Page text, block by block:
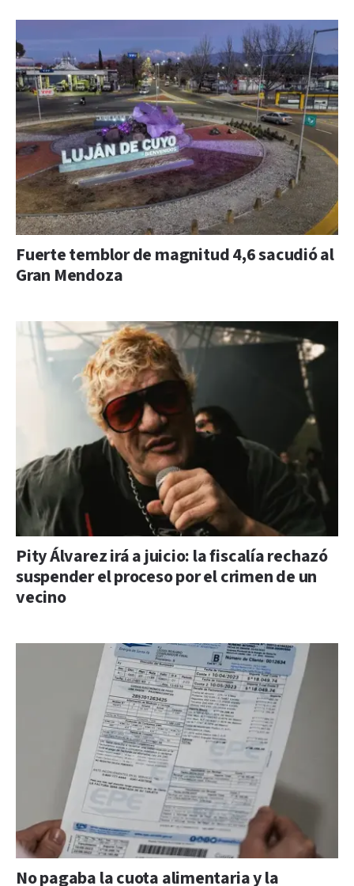
Fuerte temblor de magnitud 4,6 sacudió al
Gran Mendoza
Pity Álvarez irá a juicio: la fiscalía rechazó
suspender el proceso por el crimen de un
vecino
No pagaba la cuota alimentaria y la